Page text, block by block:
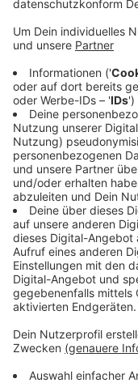
Unterschiede
wirtschaftliche
Vergleichbarkeit
entgegenzuwirken.
Diese
erfordern
Polizeibeamten zu
Gewalt zu
Lösungen finden,
zu reduzieren.
Die Hälfte aller
Alkoholeinfluss,
Alkoholmissbrauch
Zudem sind die
über 25 Jahre alt,